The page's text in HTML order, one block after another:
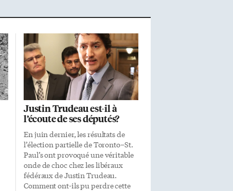
Justin Trudeau est-il à
l’écoute de ses députés?
En juin dernier, les résultats de
l’élection partielle de Toronto–St.
Paul’s ont provoqué une véritable
onde de choc chez les libéraux
fédéraux de Justin Trudeau.
Comment ont-ils pu perdre cette